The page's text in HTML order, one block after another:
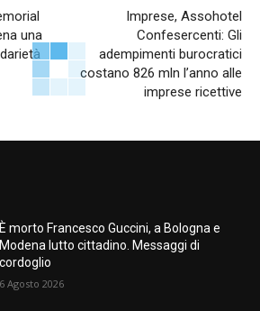
una
Imprese, Assohotel
Confesercenti: Gli
adempimenti burocratici
costano 826 mln l’anno alle
imprese ricettive
È morto Francesco Guccini, a Bologna e
Modena lutto cittadino. Messaggi di
cordoglio
6 Agosto 2026